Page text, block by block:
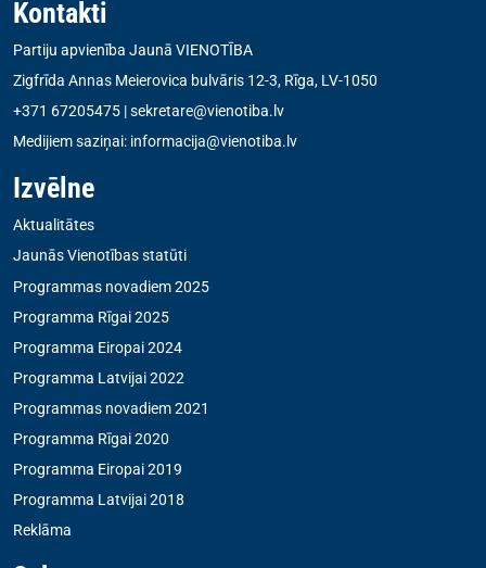
Kontakti
Partiju apvienība Jaunā VIENOTĪBA
Zigfrīda Annas Meierovica bulvāris 12-3, Rīga, LV-1050
+371 67205475 |sekretare@vienotiba.lv
Medijiem saziņai: informacija@vienotiba.lv
Izvēlne
Aktualitātes
Jaunās Vienotības statūti
Programmas novadiem 2025
Programma Rīgai 2025
Programma Eiropai 2024
Programma Latvijai 2022
Programmas novadiem 2021
Programma Rīgai 2020
Programma Eiropai 2019
Programma Latvijai 2018
Reklāma